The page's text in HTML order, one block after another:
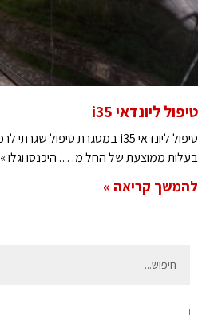
טיפול ליונדאי i35
בעלות ממוצעת של החל מ…. היכנסו וגלו »
להמשך קריאה »